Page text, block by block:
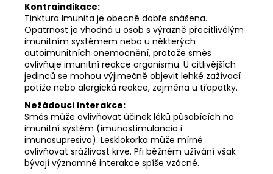
Kontraindikace:
Tinktura Imunita je obecně dobře snášena.
Opatrnost je vhodná u osob s výrazně přecitlivělým
imunitním systémem nebo u některých
autoimunitních onemocnění, protože směs
ovlivňuje imunitní reakce organismu. U citlivějších
jedinců se mohou výjimečně objevit lehké zažívací
potíže nebo alergická reakce, zejména u třapatky.
Nežádoucí interakce:
Směs může ovlivňovat účinek léků působících na
imunitní systém (imunostimulancia i
imunosupresiva). Lesklokorka může mírně
ovlivňovat srážlivost krve. Při běžném užívání však
bývají významné interakce spíše vzácné.